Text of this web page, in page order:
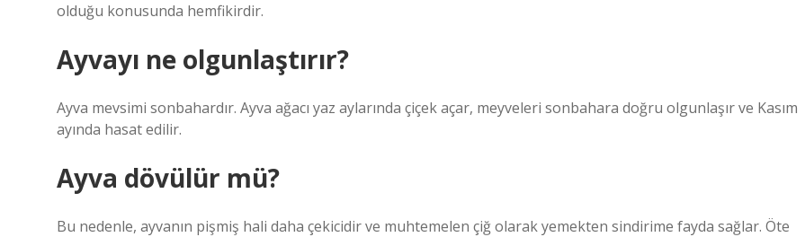
olduğu konusunda hemfikirdir.
Ayvayı ne olgunlaştırır?
Ayva mevsimi sonbahardır. Ayva ağacı yaz aylarında çiçek açar, meyveleri sonbahara doğru olgunlaşır ve Kasım
ayında hasat edilir.
Ayva dövülür mü?
Bu nedenle, ayvanın pişmiş hali daha çekicidir ve muhtemelen çiğ olarak yemekten sindirime fayda sağlar. Öte